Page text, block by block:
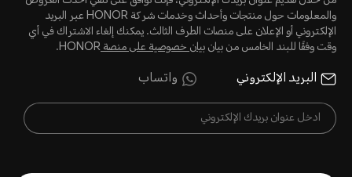
والمعلومات حول منتجات وأحداث وخدمات شركة HONOR عبر البريد
الإلكتروني أو الإعلان على منصات الطرف الثالث. يمكنك إلغاء الاشتراك في أي
وقت وفقًا للبند الخامس من بيانبيان خصوصية على منصةHONOR.
البريد الإلكتروني واتساب